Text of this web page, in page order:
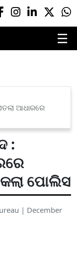
☰
ଆଧାରରେ
:
ପୋଲିସ
| December